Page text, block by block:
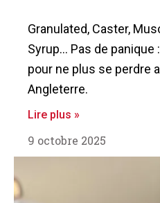
Granulated, Caster,
Syrup… Pas de
pour ne plus se perdre
Angleterre.
Lire plus »
9 octobre 2025